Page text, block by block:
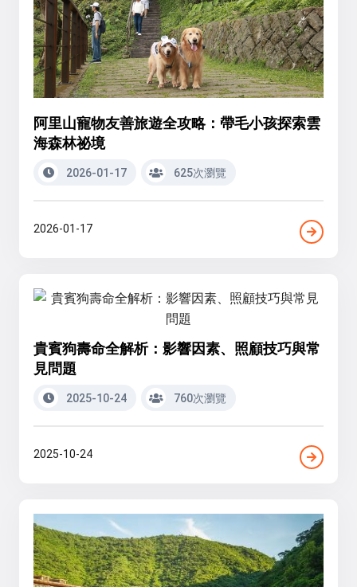
阿里山寵物友善旅遊全攻略：帶毛小孩探索雲
海森林祕境
2026-01-17 625次瀏覽
2026-01-17
貴賓狗壽命全解析：影響因素、照顧技巧與常
見問題
2025-10-24 760次瀏覽
2025-10-24